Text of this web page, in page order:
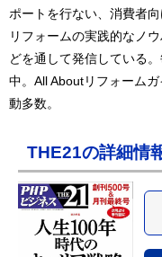
ポートを行ない、消費者
リフォームの実践的なノ
どを通して発信している
中。All Aboutリフォーム
動多数。
THE21の詳細情